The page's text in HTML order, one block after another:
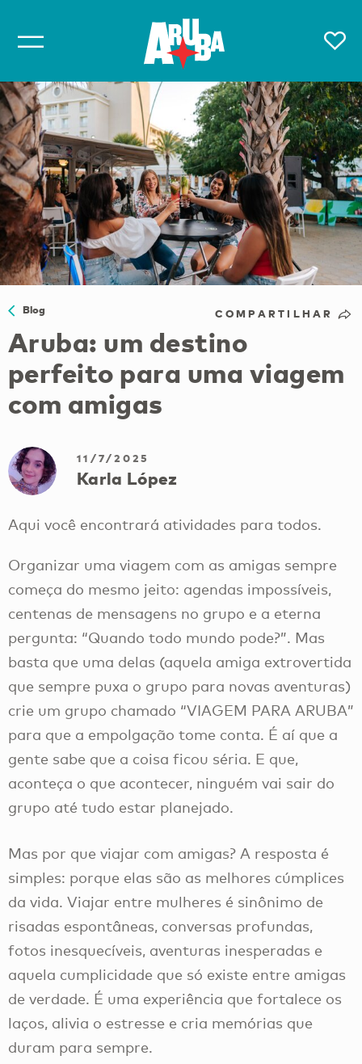
Blog COMPARTILHAR
Aruba: um destino
perfeito para uma viagem
com amigas
11/7/2025
Karla López
Aqui você encontrará atividades para todos.
Organizar uma viagem com as amigas sempre
começa do mesmo jeito: agendas impossíveis,
centenas de mensagens no grupo e a eterna
pergunta: “Quando todo mundo pode?”. Mas
basta que uma delas (aquela amiga extrovertida
que sempre puxa o grupo para novas aventuras)
crie um grupo chamado “VIAGEM PARA ARUBA”
para que a empolgação tome conta. É aí que a
gente sabe que a coisa ficou séria. E que,
aconteça o que acontecer, ninguém vai sair do
grupo até tudo estar planejado.
Mas por que viajar com amigas? A resposta é
simples: porque elas são as melhores cúmplices
da vida. Viajar entre mulheres é sinônimo de
risadas espontâneas, conversas profundas,
fotos inesquecíveis, aventuras inesperadas e
aquela cumplicidade que só existe entre amigas
de verdade. É uma experiência que fortalece os
laços, alivia o estresse e cria memórias que
duram para sempre.